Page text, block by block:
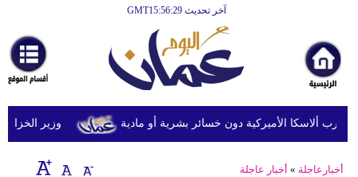
آخر تحديث GMT15:56:29
أخبارعاجلة
رياضة
ثقافة
إقتصاد
وزير الخزانة
أخبارعاجلة » أخبار عاجلة